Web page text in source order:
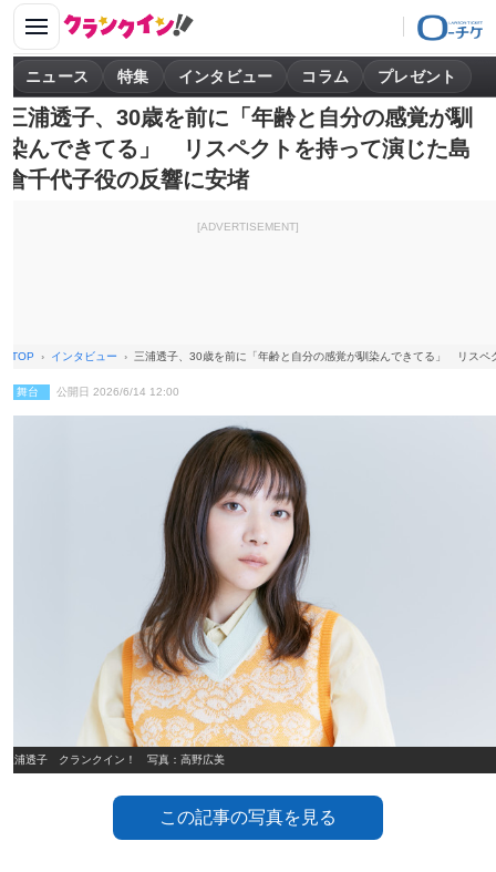
ニュース 特集 インタビュー コラム プレゼント
三浦透子、30歳を前に「年齢と自分の感覚が馴
染んできてる」 リスペクトを持って演じた島
倉千代子役の反響に安堵
[ADVERTISEMENT]
TOP インタビュー 三浦透子、30歳を前に「年齢と自分の感覚が馴染んできてる」 リスペ
舞台 公開日 2026/6/14 12:00
三浦透子 クランクイン！ 写真：高野広美
この記事の写真を見る